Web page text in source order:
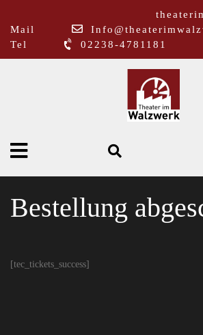
Mail
Tel
02238-4781181
Bestellung
[tec_tickets_success]